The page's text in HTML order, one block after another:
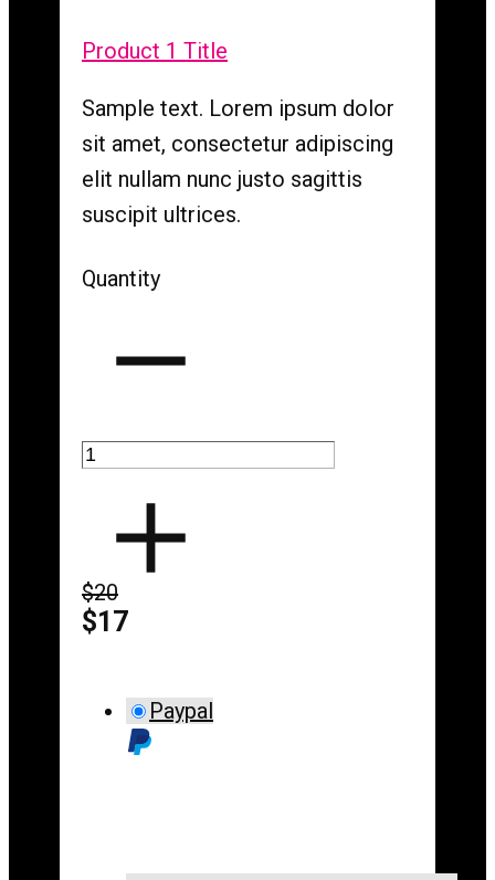
Product 1 Title
Sample text. Lorem ipsum dolor
sit amet, consectetur adipiscing
elit nullam nunc justo sagittis
suscipit ultrices.
Quantity
$20
$17
Paypal